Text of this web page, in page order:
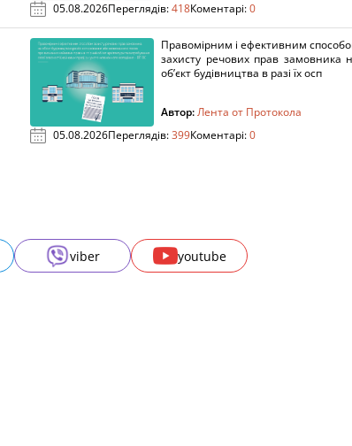
05.08.2026Переглядів:418Коментарі:0
Правомірним і ефективним
захисту речових прав замовника
об’єкт будівництва в разі їх осп
Автор:Лента от Протокола
05.08.2026Переглядів:399Коментарі:0
viber youtube